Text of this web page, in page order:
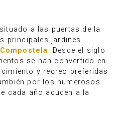
a las puertas de la
principales jardines
. Desde el siglo
se han convertido en
y recreo preferidas
por los numerosos
cada año acuden a la